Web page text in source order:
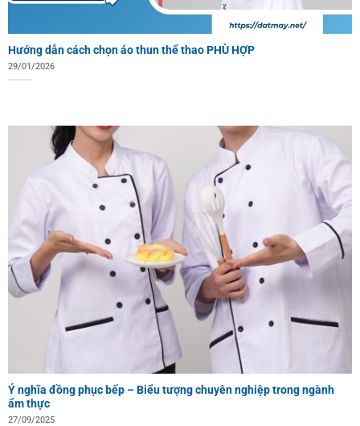
Hướng dẫn cách chọn áo thun thể thao PHÙ HỢP
29/01/2026
Ý nghĩa đồng phục bếp – Biểu tượng chuyên nghiệp trong ngành
ẩm thực
27/09/2025